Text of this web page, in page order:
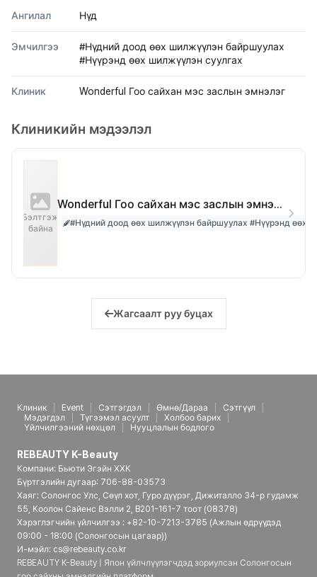
Ангилал Нүд
Эмчилгээ
#Нүдний доод өөх шилжүүлэн байршуулах
#Нүүрэнд өөх шилжүүлэн суулгах
Клиник Wonderful Гоо сайхан мэс заслын эмнэлэг
Клиникийн мэдээлэл
Бэлтгэж
байна
Wonderful Гоо сайхан мэс заслын эмнэлэг
#Нүдний доод өөх шилжүүлэн байршуулах #Нүүрэнд өөх
Жагсаалт руу буцах
Клиник Event Сэтгэгдэл Өмнө/Дараа
Сэтгүүл
Мэдэгдэл
Түгээмэл асуулт
Холбоо барих
Үйлчилгээний нөхцөл
Нууцлалын бодлого
REBEAUTY K-Beauty
Компани: Бьюти Эгэйн ХХК
Бүртгэлийн дугаар: 706-88-03573
Хаяг: Солонгос Улс, Сөүл хот, Гуро дүүрэг, Дижиталло 34-р гудамж
55, Коолон Сайенс Вэлли 2, B201-161-7 тоот (08378)
Хэрэглэгчийн үйлчилгээ : +82-10-7213-3785 (Ажлын өдрүүдэд
09:00 - 18:00 (Солонгосын цагаар))
И-мэйл: cs@rebeauty.co.kr
REBEAUTY K-Beauty | Япон үйлчлүүлэгчдэд зориулсан Солонгосын